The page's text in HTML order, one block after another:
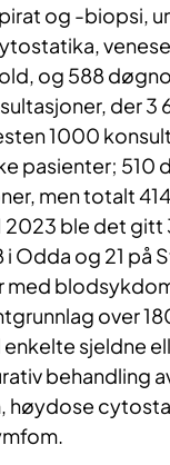
og -biopsi,
og 588
der 3
1000
pasienter; 510
men totalt
ble det gitt
Odda og 21 på
med
over
sjeldne
behandling
høydose